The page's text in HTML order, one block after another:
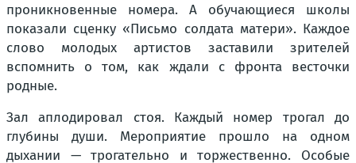
проникновенные номера. А обучающиеся школы
показали сценку «Письмо солдата матери». Каждое
слово молодых артистов заставили зрителей
вспомнить о том, как ждали с фронта весточки
родные.
Зал аплодировал стоя. Каждый номер трогал до
глубины души. Мероприятие прошло на одном
дыхании — трогательно и торжественно. Особые